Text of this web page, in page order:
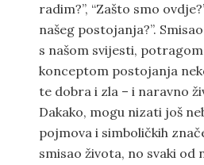
radim?”, “Zašto smo
našeg postojanja?”.
s našom svijesti,
konceptom postojanja
te dobra i zla – i naravno
Dakako, mogu nizati još
pojmova i simboličkih
smisao života, no svaki od